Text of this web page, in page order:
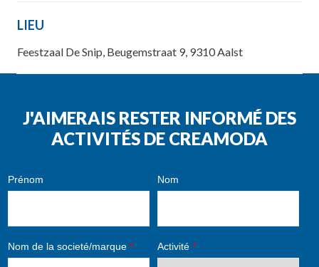
LIEU
Feestzaal De Snip, Beugemstraat 9, 9310 Aalst
J'AIMERAIS RESTER INFORMÉ DES
ACTIVITÉS DE CREAMODA
Prénom Nom
Nom de la societé/marque * Activité *